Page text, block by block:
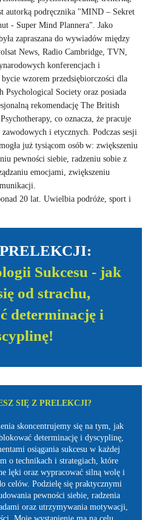
autorką podręcznika "MIND – Sekret
- Super Mind Plannera". Jako
zapraszana do wywiadów między
News, Radio Cambridge, TVN,
konferencjach i
wzorem przedsiębiorczości dla
Society oraz posiada
rekomendację The British
co oznacza, że pracuje
i etycznych. Podczas sesji
już tysiącom osób w: zwiększeniu
pewności siebie, radzeniu sobie z
emocjami, zwiększeniu
20 lat. Uwielbia podróże, sport i
Sukcesu - jak
od strachu,
determinację i
SIĘ Z PRELEKCJI?
skoncentrujemy się na tym, jak
determinację i dyscyplinę,
osiągania sukcesu w każdej
o technikach i strategiach, które
lęki oraz wypracować silną wolę i
celów. Podzielę się praktycznymi
pewności siebie, radzenia
oraz utrzymywania motywacji,